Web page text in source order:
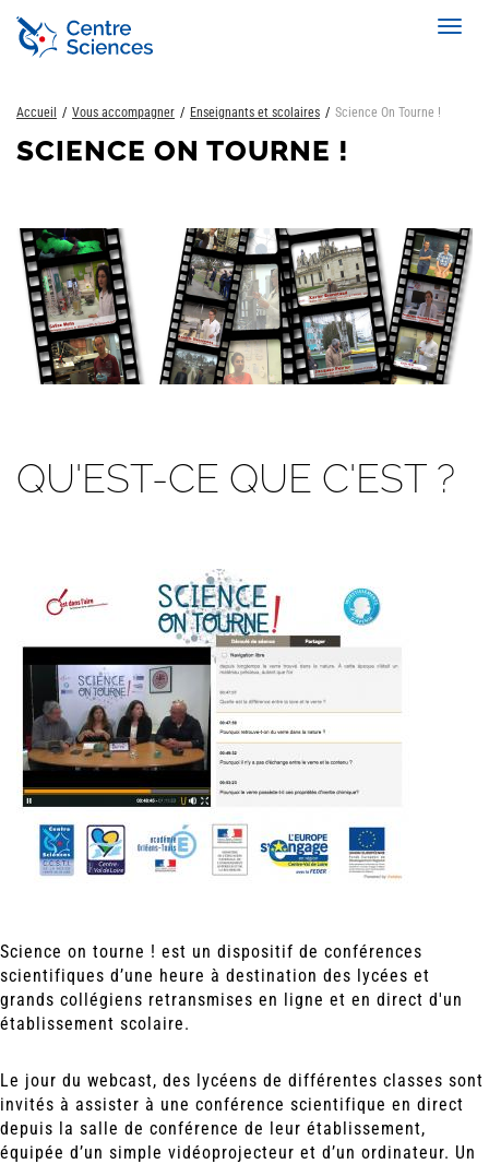
Aller
contenu
Accueil Vous accompagner Enseignants et scolaires Science On Tourne !
SCIENCE ON TOURNE !
QU'EST-CE QUE C'EST ?
Science on tourne ! est un dispositif de conférences
scientifiques d’une heure à destination des lycées et
grands collégiens retransmises en ligne et en direct d'un
établissement scolaire.
Le jour du webcast, des lycéens de différentes classes sont
invités à assister à une conférence scientifique en direct
depuis la salle de conférence de leur établissement,
équipée d’un simple vidéoprojecteur et d’un ordinateur. Un